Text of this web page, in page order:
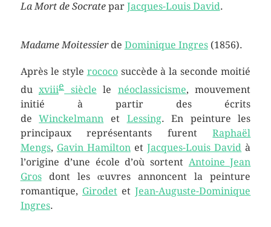
La Mort de Socratepar Jacques-Louis David.
Madame Moitessierde Dominique Ingres(1856).
Après le style rococosuccède à la seconde moitié
duxviiiesiècle le néoclassicisme, mouvement
initié à partir des écrits
deWinckelmann et Lessing. En peinture les
principaux représentants furentRaphaël
Mengs, Gavin HamiltonetJacques-Louis David à
l’origine d’une école d’où sortent Antoine Jean
Grosdont les œuvres annoncent la peinture
romantique, GirodetetJean-Auguste-Dominique
Ingres.